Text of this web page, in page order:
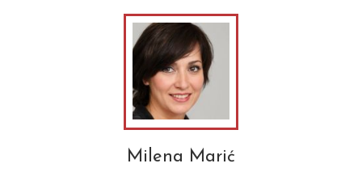
Milena Marić